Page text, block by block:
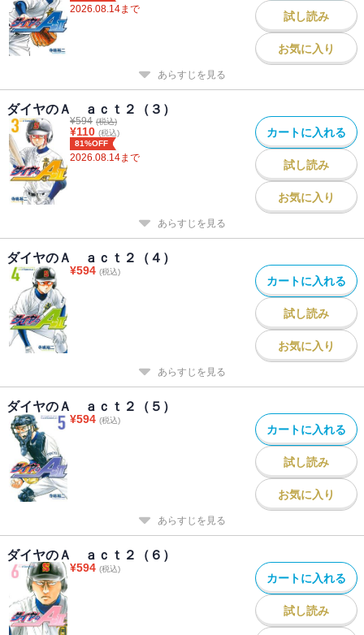
2026.08.14まで
試し読み
お気に入り
あらすじを見る
ダイヤのＡ ａｃｔ２（３）
¥594 (税込)
¥110 (税込)
81%OFF
2026.08.14まで
カートに入れる
試し読み
お気に入り
あらすじを見る
ダイヤのＡ ａｃｔ２（４）
¥594 (税込)
カートに入れる
試し読み
お気に入り
あらすじを見る
ダイヤのＡ ａｃｔ２（５）
¥594 (税込)
カートに入れる
試し読み
お気に入り
あらすじを見る
ダイヤのＡ ａｃｔ２（６）
¥594 (税込)
カートに入れる
試し読み